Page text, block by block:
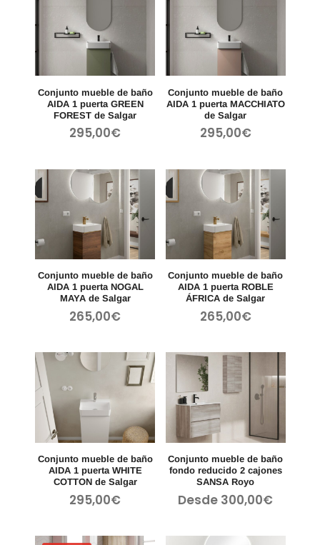
Conjunto mueble de baño
AIDA 1 puerta GREEN
FOREST de Salgar
295,00€
Conjunto mueble de baño
AIDA 1 puerta MACCHIATO
de Salgar
295,00€
Conjunto mueble de baño
AIDA 1 puerta NOGAL
MAYA de Salgar
265,00€
Conjunto mueble de baño
AIDA 1 puerta ROBLE
ÁFRICA de Salgar
265,00€
Conjunto mueble de baño
AIDA 1 puerta WHITE
COTTON de Salgar
295,00€
Conjunto mueble de baño
fondo reducido 2 cajones
SANSA Royo
Desde 300,00€